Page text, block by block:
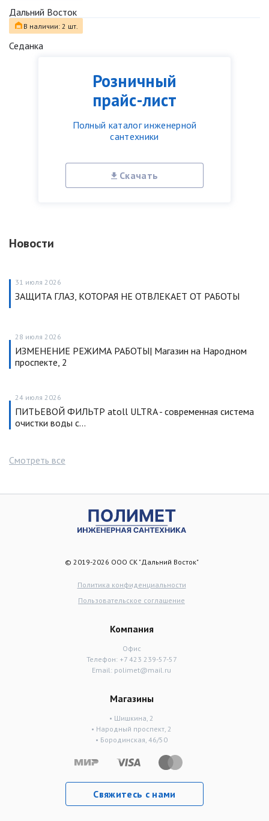
Розничный
прайс-лист
Полный каталог инженерной
сантехники
Скачать
Новости
31 июля 2026
ЗАЩИТА ГЛАЗ, КОТОРАЯ НЕ ОТВЛЕКАЕТ ОТ РАБОТЫ
28 июля 2026
ИЗМЕНЕНИЕ РЕЖИМА РАБОТЫ| Магазин на Народном
проспекте, 2
24 июля 2026
ПИТЬЕВОЙ ФИЛЬТР atoll ULTRA - современная система
очистки воды с…
Смотреть все
Дальний Восток
В наличии: 2 шт.
Седанка
© 2019-2026 ООО СК "Дальний Восток"
Политика конфиденциальности
Пользовательское соглашение
Компания
Офис
Телефон: +7 423 239-57-57
Email: polimet@mail.ru
Магазины
• Шишкина, 2
• Народный проспект, 2
• Бородинская, 46/50
Свяжитесь с нами